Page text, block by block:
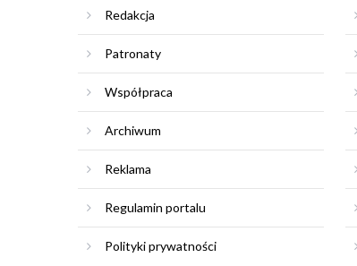
Redakcja
Patronaty
Współpraca
Archiwum
Reklama
Regulamin portalu
Polityki prywatności